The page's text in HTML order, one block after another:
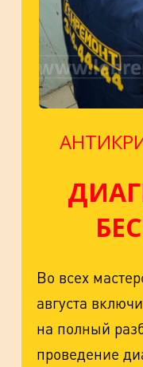
Во всех
августа
на полный
проведение